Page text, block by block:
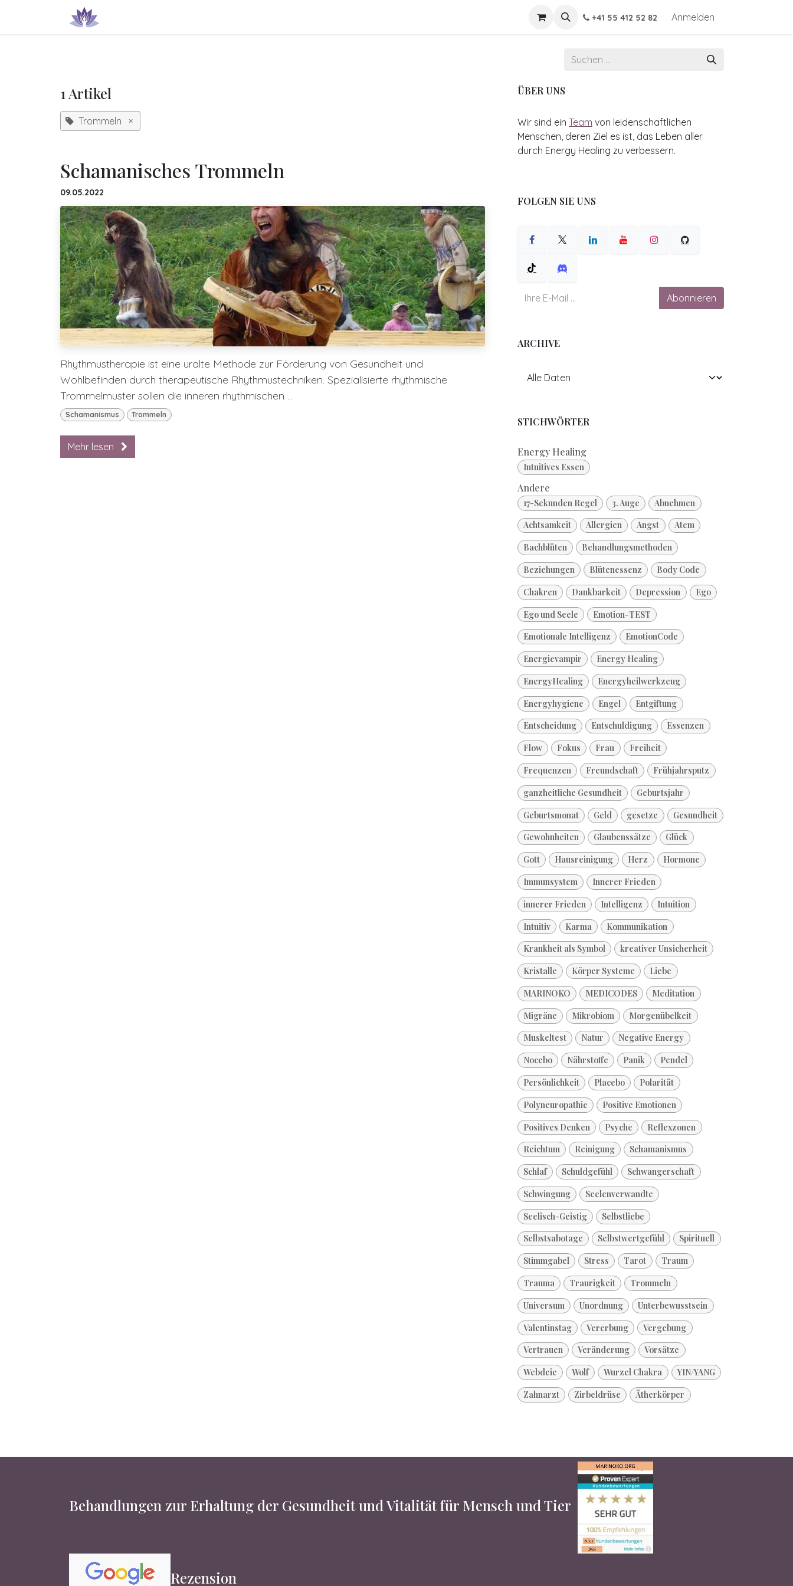
Zum Inhalt springen
+41 55 412 52 82 Anmelden
1 Artikel
Trommeln ×
Schamanisches Trommeln
09.05.2022
Rhythmustherapie ist eine uralte Methode zur Förderung von Gesundheit und
Wohlbefinden durch therapeutische Rhythmustechniken. Spezialisierte rhythmische
Trommelmuster sollen die inneren rhythmischen ...
Schamanismus Trommeln
Mehr lesen
ÜBER UNS
Wir sind ein Team von leidenschaftlichen
Menschen, deren Ziel es ist, das Leben aller
durch Energy Healing zu verbessern.
FOLGEN SIE UNS
Abonnieren
ARCHIVE
STICHWÖRTER
Energy Healing
Intuitives Essen
Andere
17-Sekunden Regel 3. Auge
Abnehmen
Achtsamkeit
Allergien Angst
Atem
Bachblüten
Behandlungsmethoden
Beziehungen
Blütenessenz
Body Code
Chakren
Dankbarkeit Depression
Ego
Ego und Seele
Emotion-TEST
Emotionale Intelligenz
EmotionCode
Energievampir
Energy Healing
EnergyHealing
Energyheilwerkzeug
Energyhygiene
Engel
Entgiftung
Entscheidung
Entschuldigung
Essenzen
Flow
Fokus Frau
Freiheit
Frequenzen
Freundschaft
Frühjahrsputz
ganzheitliche Gesundheit
Geburtsjahr
Geburtsmonat
Geld gesetze
Gesundheit
Gewohnheiten
Glaubenssätze
Glück
Gott
Hausreinigung Herz
Hormone
Immunsystem
Innerer Frieden
innerer Frieden
Intelligenz
Intuition
Intuitiv
Karma
Kommunikation
Krankheit als Symbol
kreativer Unsicherheit
Kristalle
Körper Systeme
Liebe
MARINOKO
MEDICODES
Meditation
Migräne
Mikrobiom
Morgenübelkeit
Muskeltest
Natur
Negative Energy
Nocebo
Nährstoffe Panik
Pendel
Persönlichkeit
Placebo
Polarität
Polyneuropathie
Positive Emotionen
Positives Denken
Psyche
Reflexzonen
Reichtum
Reinigung
Schamanismus
Schlaf
Schuldgefühl
Schwangerschaft
Schwingung
Seelenverwandte
Seelisch-Geistig
Selbstliebe
Selbstsabotage
Selbstwertgefühl
Spirituell
Stimmgabel
Stress Tarot
Traum
Trauma
Traurigkeit
Trommeln
Universum
Unordnung
Unterbewusstsein
Valentinstag
Vererbung
Vergebung
Vertrauen
Veränderung
Vorsätze
Webdeie
Wolf Wurzel Chakra
YIN/YANG
Zahnarzt
Zirbeldrüse Ätherkörper
Behandlungen zur Erhaltung der Gesundheit und Vitalität für Mensch und Tier
Rezension